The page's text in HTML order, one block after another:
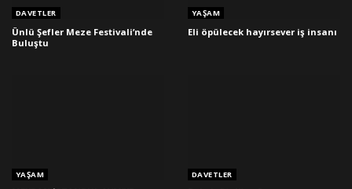
DAVETLER
Ünlü Şefler Meze Festivali’nde
Buluştu
YAŞAM
Eli öpülecek hayırsever iş insanı
YAŞAM DAVETLER